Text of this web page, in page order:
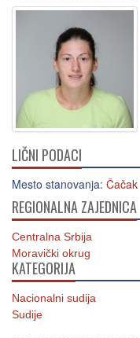
LIČNI PODACI
Mesto stanovanja: Čačak
REGIONALNA ZAJEDNICA
Centralna Srbija
Moravički okrug
KATEGORIJA
Nacionalni sudija
Sudije